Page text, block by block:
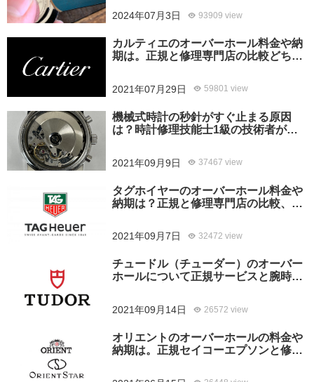
2024年07月3日 93909 view
カルティエのオーバーホール料金や納
期は。正規と修理専門店の比較どちら
2021年07月29日 59801 view
機械式時計の秒針がすぐ止まる原因
は？時計修理技能士1級の技術者がお
2021年09月9日 37467 view
タグホイヤーのオーバーホール料金や
納期は？正規と修理専門店の比較、ど
2021年09月7日 32472 view
チュードル（チューダー）のオーバー
ホールについて正規サービスと腕時計
2021年09月14日 26572 view
オリエントのオーバーホールの料金や
納期は。正規セイコーエプソンと修理